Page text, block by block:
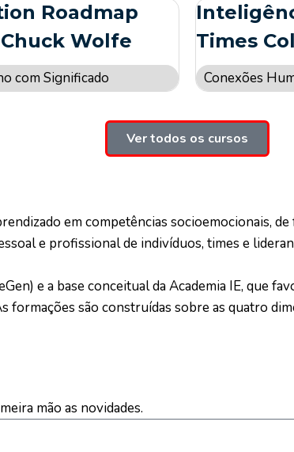
Roadmap
Wolfe
com Significado
Times
Conexões
Ver todos os cursos
em competências socioemocionais,
e profissional de indivíduos, times e
e a base conceitual da Academia IE, que
formações são construídas sobre as quatro
mão as novidades.